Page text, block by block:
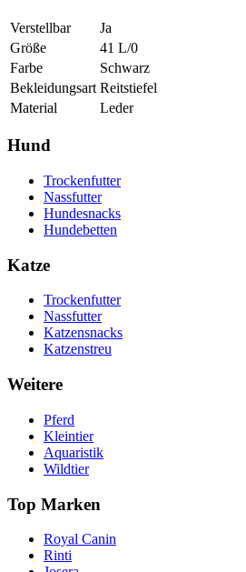
Verstellbar
Ja
Größe
41 L/0
Farbe
Schwarz
Bekleidungsart Reitstiefel
Material
Leder
Hund
Trockenfutter
Nassfutter
Hundesnacks
Hundebetten
Katze
Trockenfutter
Nassfutter
Katzensnacks
Katzenstreu
Weitere
Pferd
Kleintier
Aquaristik
Wildtier
Top Marken
Royal Canin
Rinti